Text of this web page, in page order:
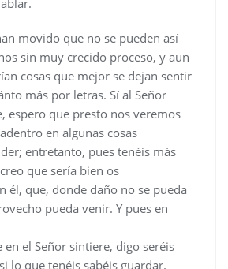
movido que no se pueden así
sin muy crecido proceso, y aun
cosas que mejor se dejan sentir
más por letras. Sí al Señor
espero que presto nos veremos
en algunas cosas
entretanto, pues tenéis más
que sería bien os
él, que, donde daño no se pueda
pueda venir. Y pues en
en el Señor sintiere, digo seréis
lo que tenéis sabéis guardar.